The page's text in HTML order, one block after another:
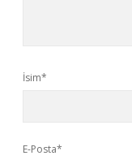
İsim*
E-Posta*